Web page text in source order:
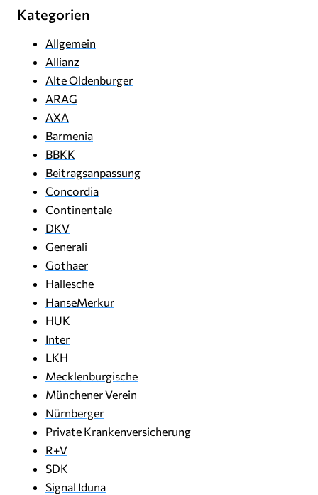
Kategorien
Allgemein
Allianz
Alte Oldenburger
ARAG
AXA
Barmenia
BBKK
Beitragsanpassung
Concordia
Continentale
DKV
Generali
Gothaer
Hallesche
HanseMerkur
HUK
Inter
LKH
Mecklenburgische
Münchener Verein
Nürnberger
Private Krankenversicherung
R+V
SDK
Signal Iduna